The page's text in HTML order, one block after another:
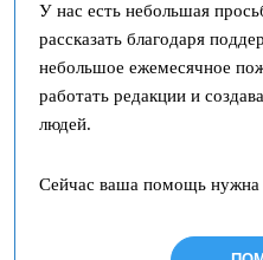
У нас есть небольшая
рассказать благодаря
небольшое ежемесячное
работать редакции и
людей.
Сейчас ваша помощь нужна